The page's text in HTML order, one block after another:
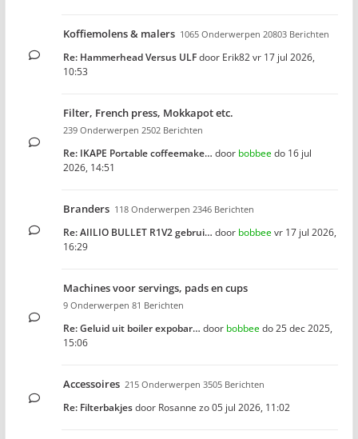
Koffiemolens & malers 1065 Onderwerpen 20803 Berichten
Re: Hammerhead Versus ULFdoor Erik82vr 17 jul 2026,
10:53
Filter, French press, Mokkapot etc.
239 Onderwerpen 2502 Berichten
Re: IKAPE Portable coffeemake… door bobbeedo 16 jul
2026, 14:51
Branders 118 Onderwerpen 2346 Berichten
Re: AIILIO BULLET R1V2 gebrui… door bobbeevr 17 jul 2026,
16:29
Machines voor servings, pads en cups
9 Onderwerpen 81 Berichten
Re: Geluid uit boiler expobar… door bobbeedo 25 dec 2025,
15:06
Accessoires 215 Onderwerpen 3505 Berichten
Re: Filterbakjesdoor Rosanne zo 05 jul 2026, 11:02